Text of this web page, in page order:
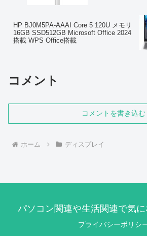
HP BJ0M5PA-AAAI Core 5 120U メモリ
16GB SSD512GB Microsoft Office 2024
搭載 WPS Office搭載
コメント
コメントを書き込む
ホーム ディスプレイ
パソコン関連や生活関連で気
プライバシーポリシ